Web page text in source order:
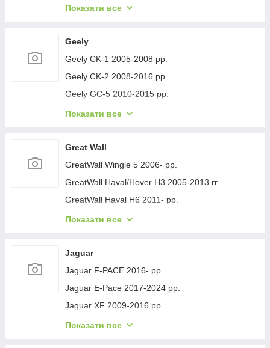
Chrysler Voyager 1996-2001 рр.
Chrysler 200 II 2014-2017 рр.
Показати все
Geely
Geely CK-1 2005-2008 рр.
Geely CK-2 2008-2016 рр.
Geely GC-5 2010-2015 рр.
Geely GC-6 2014-2020 рр.
Geely Emgrand EC7 2009- рр.
Geely Emgrand X7 2011- рр.
Geely LC Cross 2008-2016 гг.
Geely MK 2006-2014 рр.
Geely MK Cross 2010-2016 рр.
Показати все
Great Wall
GreatWall Wingle 5 2006- рр.
GreatWall Haval/Hover H3 2005-2013 гг.
GreatWall Haval H6 2011- рр.
GreatWall Haval F7 2018-2024 рр.
Показати все
Jaguar
Jaguar F-PACE 2016- рр.
Jaguar E-Pace 2017-2024 рр.
Jaguar XF 2009-2016 рр.
Jaguar XF 2016- рр.
Показати все